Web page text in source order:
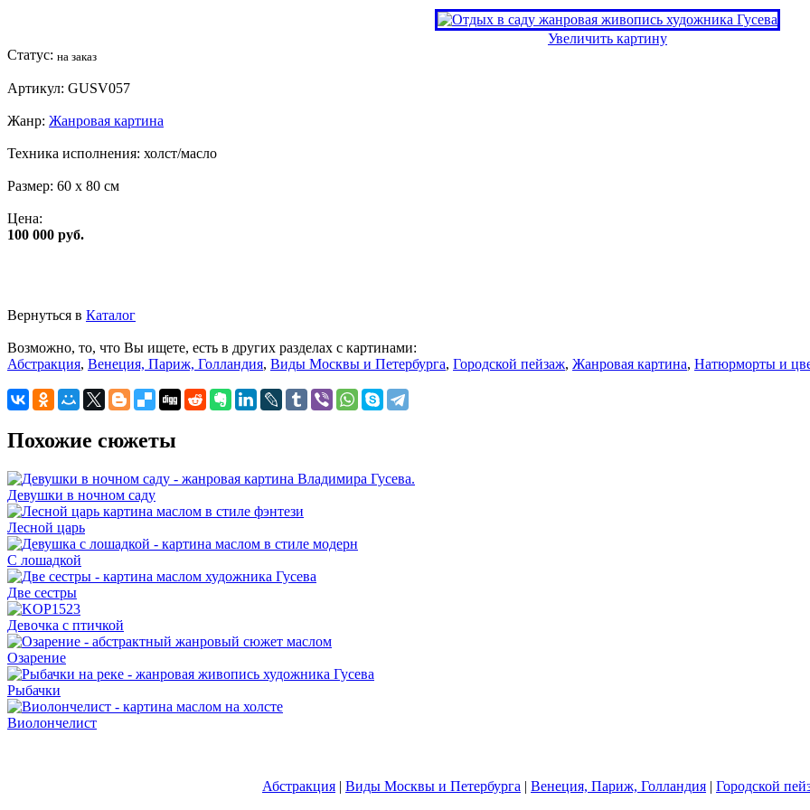
Увеличить картину
Статус: на заказ
Артикул: GUSV057
Жанр: Жанровая картина
Техника исполнения: холст/масло
Размер: 60 x 80 см
Цена:
100 000 руб.
Вернуться в Каталог
Возможно, то, что Вы ищете, есть в других разделах с картинами:
Абстракция, Венеция, Париж, Голландия, Виды Москвы и Петербурга, Городской пейзаж, Жанровая картина, Натюрморты и
Похожие сюжеты
Девушки в ночном саду
Лесной царь
С лошадкой
Две сестры
Девочка с птичкой
Озарение
Рыбачки
Виолончелист
Абстракция | Виды Москвы и Петербурга | Венеция, Париж, Голландия | Городской